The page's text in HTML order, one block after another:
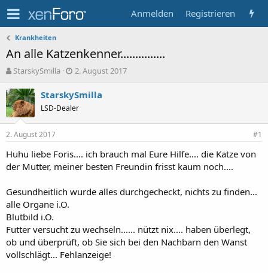
Anmelden Registrieren
Krankheiten
An alle Katzenkenner...............
T
e
m
e
n
s
a
r
e
r
StarskySmilla
B
g
n
n
t
u
2. August 2017
StarskySmilla
LSD-Dealer
2. August 2017 #1
Huhu liebe Foris.... ich brauch mal Eure Hilfe.... die Katze von
der Mutter, meiner besten Freundin frisst kaum noch....
Gesundheitlich wurde alles durchgecheckt, nichts zu finden...
alle Organe i.O.
Blutbild i.O.
Futter versucht zu wechseln...... nützt nix.... haben überlegt,
ob und überprüft, ob Sie sich bei den Nachbarn den Wanst
vollschlägt... Fehlanzeige!